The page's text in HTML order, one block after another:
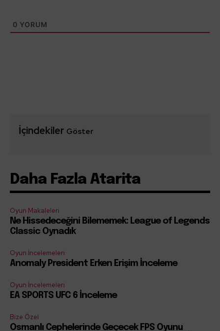
0 YORUM
İçindekiler Göster
Daha Fazla Atarita
Oyun Makaleleri
Ne Hissedeceğini Bilememek: League of Legends
Classic Oynadık
Oyun İncelemeleri
Anomaly President Erken Erişim İnceleme
Oyun İncelemeleri
EA SPORTS UFC 6 İnceleme
Bize Özel
Osmanlı Cephelerinde Geçecek FPS Oyunu